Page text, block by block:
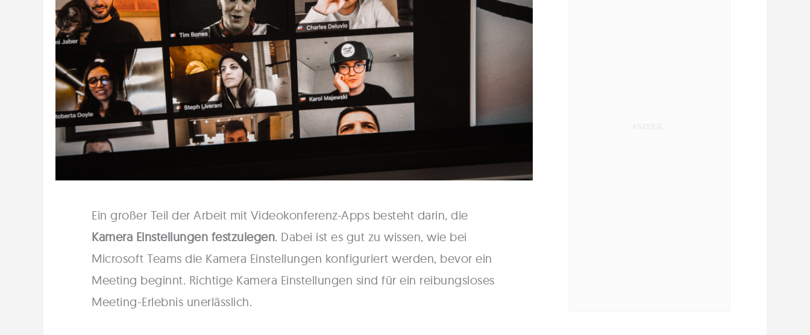
Ein großer Teil der Arbeit mit Videokonferenz-Apps besteht darin, die
Kamera Einstellungen festzulegen. Dabei ist es gut zu wissen, wie bei
Microsoft Teams die Kamera Einstellungen konfiguriert werden, bevor ein
Meeting beginnt. Richtige Kamera Einstellungen sind für ein reibungsloses
Meeting-Erlebnis unerlässlich.